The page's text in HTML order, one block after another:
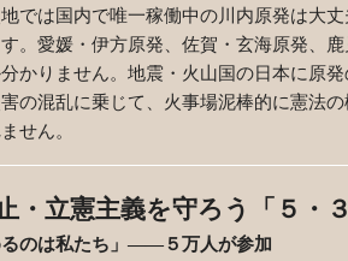
では国内で唯一稼働中の川内原発は大
。愛媛・伊方原発、佐賀・玄海原発、
かりません。地震・火山国の日本に原
の混乱に乗じて、火事場泥棒的に憲法
せん。
・立憲主義を守ろう「５・
るのは私たち」――５万人が参加